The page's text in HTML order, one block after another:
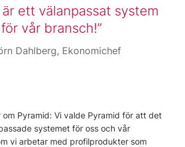
ett välanpassat system
för vår bransch!
Dahlberg, Ekonomichef
om Pyramid: Vi valde Pyramid för att det
systemet för oss och vår
vi arbetar med profilprodukter som